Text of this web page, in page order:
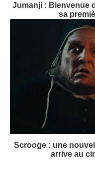
Jumanji : Bienvenue
sa
Scrooge : une
arrive au